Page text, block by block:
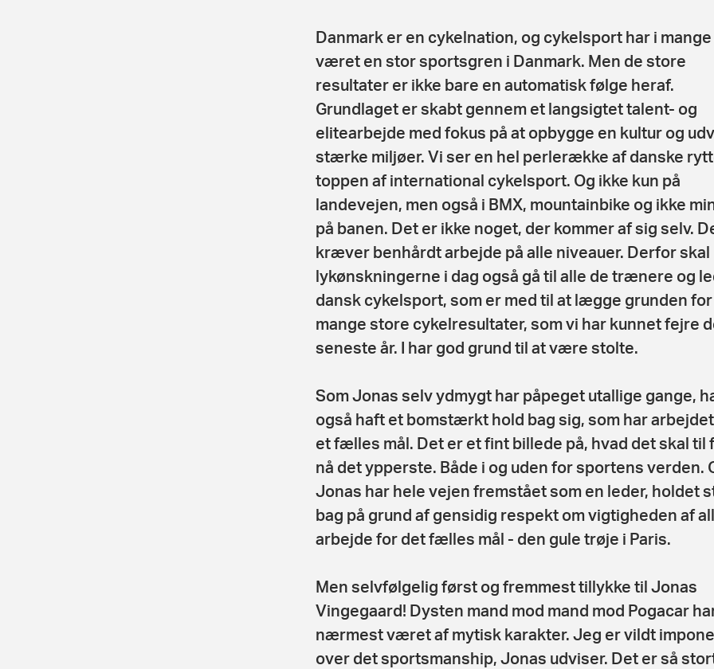
Danmark er en cykelnation, og cykelsport har i
været en stor sportsgren i Danmark. Men de store
resultater er ikke bare en automatisk følge heraf.
Grundlaget er skabt gennem et langsigtet talent- og
elitearbejde med fokus på at opbygge en kultur og
stærke miljøer. Vi ser en hel perlerække af danske
toppen af international cykelsport. Og ikke kun på
landevejen, men også i BMX, mountainbike og ikke
på banen. Det er ikke noget, der kommer af sig selv.
kræver benhårdt arbejde på alle niveauer. Derfor skal
lykønskningerne i dag også gå til alle de trænere og
dansk cykelsport, som er med til at lægge grunden
mange store cykelresultater, som vi har kunnet fejre
seneste år. I har god grund til at være stolte.
Som Jonas selv ydmygt har påpeget utallige gange,
også haft et bomstærkt hold bag sig, som har
et fælles mål. Det er et fint billede på, hvad det skal til
nå det ypperste. Både i og uden for sportens verden.
Jonas har hele vejen fremstået som en leder, holdet
bag på grund af gensidig respekt om vigtigheden af
arbejde for det fælles mål - den gule trøje i Paris.
Men selvfølgelig først og fremmest tillykke til Jonas
Vingegaard! Dysten mand mod mand mod Pogacar
nærmest været af mytisk karakter. Jeg er vildt
over det sportsmanship, Jonas udviser. Det er så